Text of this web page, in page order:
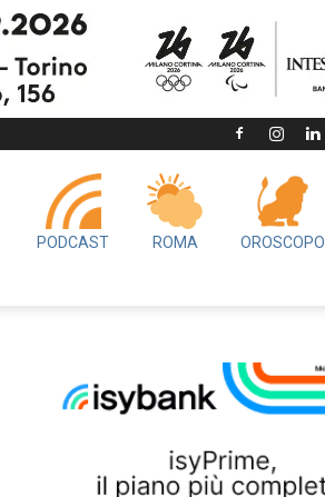
PODCAST ROMA OROSCOPO